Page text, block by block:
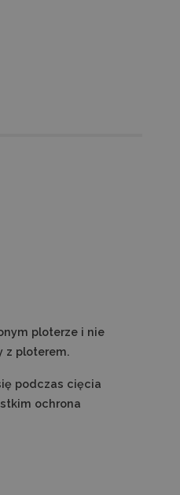
ploterze i nie
z ploterem.
podczas cięcia
ochrona